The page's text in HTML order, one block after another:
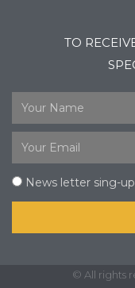
TO
News letter sing-
© All rights